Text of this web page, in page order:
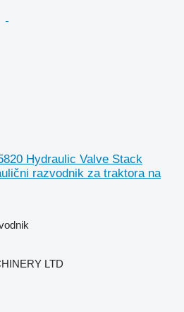
Hydraulic Valve Stack
razvodnik za traktora na
LTD